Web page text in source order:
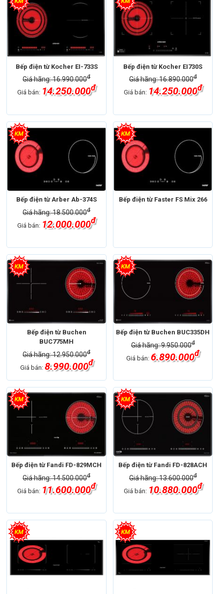
Bếp điện từ Kocher EI-733S
Giá hãng: 16.990.000đ
Giá bán: 14.250.000đ
Bếp điện từ Kocher EI730S
Giá hãng: 16.890.000đ
Giá bán: 14.250.000đ
Bếp điện từ Arber Ab-374S
Giá hãng: 18.500.000đ
Giá bán: 12.000.000đ
Bếp điện từ Faster FS Mix 266
Bếp điện từ Buchen
BUC775MH
Giá hãng: 12.950.000đ
Giá bán: 8.990.000đ
Bếp điện từ Buchen BUC335DH
Giá hãng: 9.950.000đ
Giá bán:6.890.000đ
Bếp điện từ Fandi FD-829MCH
Giá hãng: 14.500.000đ
Giá bán: 11.600.000đ
Bếp điện từ Fandi FD-828ACH
Giá hãng: 13.600.000đ
Giá bán: 10.880.000đ